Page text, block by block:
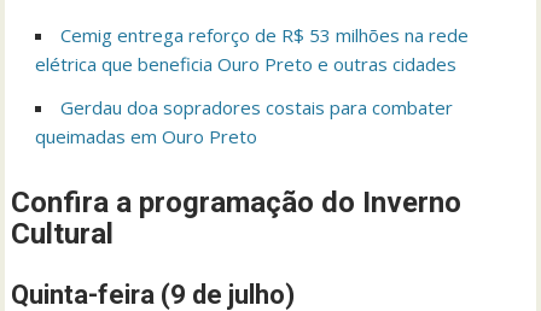
Cemig entrega reforço de R$ 53 milhões na rede
elétrica que beneficia Ouro Preto e outras cidades
Gerdau doa sopradores costais para combater
queimadas em Ouro Preto
Confira a programação do Inverno
Cultural
Quinta-feira (9 de julho)